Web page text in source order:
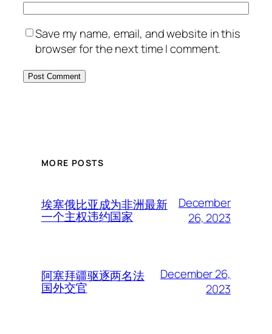
Save my name, email, and website in this
browser for the next time I comment.
MORE POSTS
埃塞俄比亚成为非洲最新
一个主权违约国家
December
26, 2023
阿塞拜疆驱逐两名法
国外交官
December 26,
2023